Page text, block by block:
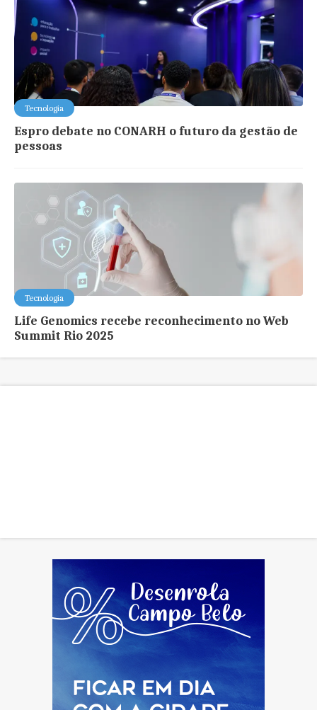
Tecnologia
Espro debate no CONARH o futuro da gestão de
pessoas
Tecnologia
Life Genomics recebe reconhecimento no Web
Summit Rio 2025